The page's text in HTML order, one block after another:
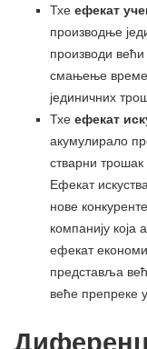
Тхе ефекат
производње
производи
смањење
јединичних
Тхе ефекат
акумулирало
стварни
Ефекат
нове
компанију која
ефекат
представља
веће препреке